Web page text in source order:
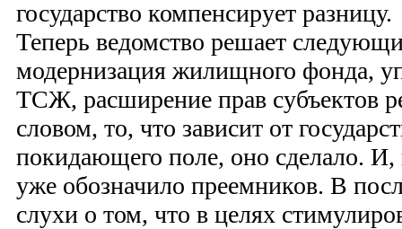
государство компенсирует разницу.
Теперь ведомство решает
модернизация жилищного фонда,
ТСЖ, расширение прав субъектов
словом, то, что зависит от
покидающего поле, оно сделало.
уже обозначило преемников. В
слухи о том, что в целях